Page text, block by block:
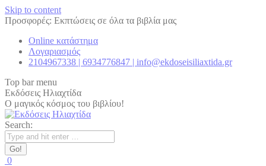
Skip to content
Προσφορές: Εκπτώσεις σε όλα τα βιβλία μας
Online κατάστημα
Λογαριασμός
2104967338 | 6934776847 | info@ekdoseisiliaxtida.gr
Top bar menu
Εκδόσεις Ηλιαχτίδα
Ο μαγικός κόσμος του βιβλίου!
Search:
0